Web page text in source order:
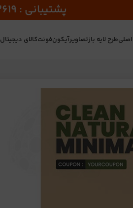
پشتیبانی : 02166102619 - 09366119082
طرح لایه بازتصاویرآیکونفونتکالای دیجیتال